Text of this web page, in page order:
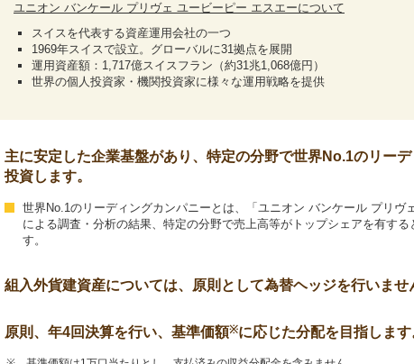
ユニオン バンケール プリヴェ ユービーピー エスエーについて
スイスを代表する資産運用会社の一つ
1969年スイスで設立。グローバルに31拠点を展開
運用資産額：1,717億スイスフラン（約31兆1,068億円）
世界の個人投資家・機関投資家に様々な運用戦略を提供
主に安定した企業基盤があり、特定の分野で世界No.1のリー
投資します。
世界No.1のリーディングカンパニーとは、「ユニオン バンケール プリヴ
による調査・分析の結果、特定の分野で売上高等がトップシェアを有する
す。
組入外貨建資産については、原則として為替ヘッジを行いませ
原則、年4回決算を行い、基準価額※に応じた分配を目指します